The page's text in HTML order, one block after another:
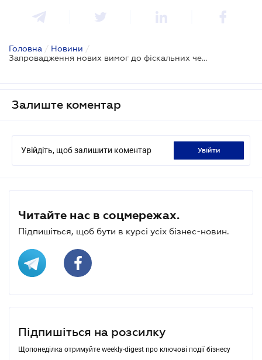
Головна / Новини /
Запровадження нових вимог до фіскальних чеків відтерміновано на два місяці
Залиште коментар
Увійдіть, щоб залишити коментар увійти
Читайте нас в соцмережах.
Підпишіться, щоб бути в курсі усіх бізнес-новин.
Підпишіться на розсилку
Щопонеділка отримуйте weekly-digest про ключові події бізнесу